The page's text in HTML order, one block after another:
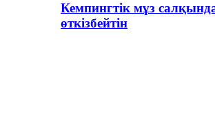
Кемпингтік мұз
өткізбейтін